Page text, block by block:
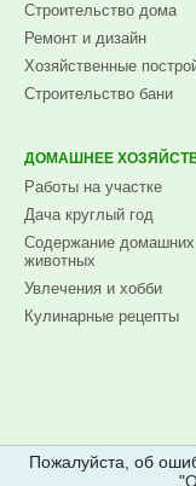
Строительство дома
Ремонт и дизайн
Хозяйственные
Строительство бани
ДОМАШНЕЕ
Работы на участке
Дача круглый год
Содержание домашних
животных
Увлечения и хобби
Кулинарные рецепты
Пожалуйста, об
"